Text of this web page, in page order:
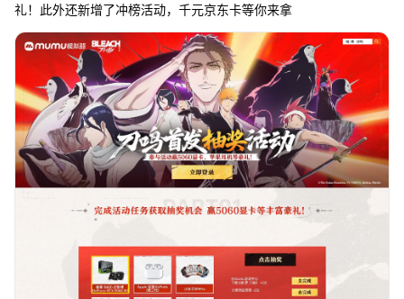
礼！此外还新增了冲榜活动，千元京东卡等你来拿